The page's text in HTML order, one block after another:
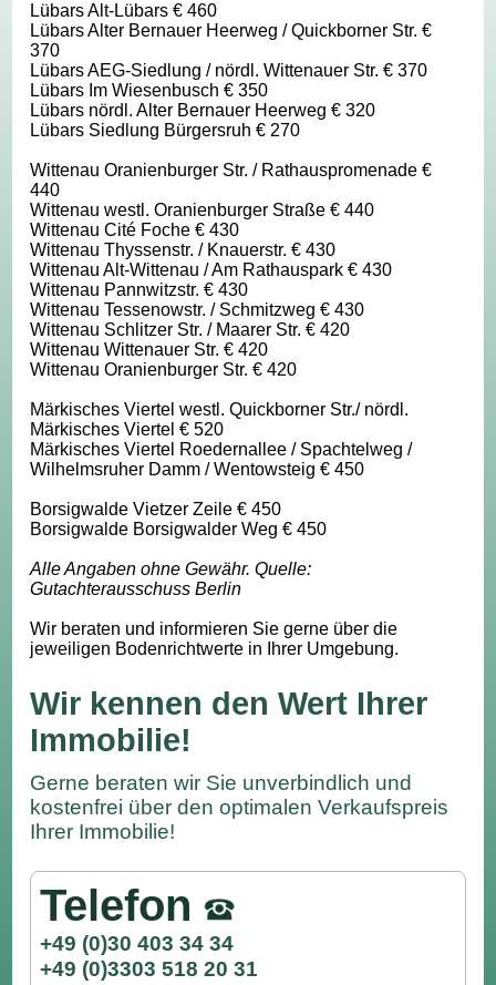
Lübars Alt-Lübars € 460
Lübars Alter Bernauer Heerweg / Quickborner Str. €
370
Lübars AEG-Siedlung / nördl. Wittenauer Str. € 370
Lübars Im Wiesenbusch € 350
Lübars nördl. Alter Bernauer Heerweg € 320
Lübars Siedlung Bürgersruh € 270
Wittenau Oranienburger Str. / Rathauspromenade €
440
Wittenau westl. Oranienburger Straße € 440
Wittenau Cité Foche € 430
Wittenau Thyssenstr. / Knauerstr. € 430
Wittenau Alt-Wittenau / Am Rathauspark € 430
Wittenau Pannwitzstr. € 430
Wittenau Tessenowstr. / Schmitzweg € 430
Wittenau Schlitzer Str. / Maarer Str. € 420
Wittenau Wittenauer Str. € 420
Wittenau Oranienburger Str. € 420
Märkisches Viertel westl. Quickborner Str./ nördl.
Märkisches Viertel € 520
Märkisches Viertel Roedernallee / Spachtelweg /
Wilhelmsruher Damm / Wentowsteig € 450
Borsigwalde Vietzer Zeile € 450
Borsigwalde Borsigwalder Weg € 450
Alle Angaben ohne Gewähr. Quelle:
Gutachterausschuss Berlin
Wir beraten und informieren Sie gerne über die
jeweiligen Bodenrichtwerte in Ihrer Umgebung.
Wir kennen den Wert Ihrer
Immobilie!
Gerne beraten wir Sie unverbindlich und
kostenfrei über den optimalen Verkaufspreis
Ihrer Immobilie!
Telefon
+49 (0)30 403 34 34
+49 (0)3303 518 20 31